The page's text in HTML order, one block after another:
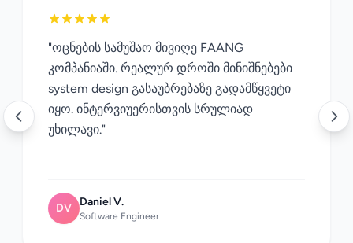
"ოცნების სამუშაო მივიღე FAANG
კომპანიაში. რეალურ დროში მინიშნებები
system design გასაუბრებაზე გადამწყვეტი
იყო. ინტერვიუერისთვის სრულიად
უხილავი."
DV Daniel V.
Software Engineer